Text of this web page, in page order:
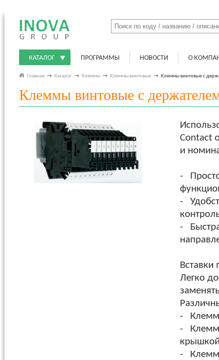
КАТАЛОГ ПРОГРАММЫ НОВОСТИ О
Главная → Каталог → Клеммы → Клеммы винтовые → Клеммы винтовые с
Клеммы винтовые с
Contact
и
-
-
-
Вставки
Легко
-
-
-